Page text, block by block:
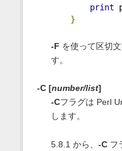
print
}
-F を使って区切
す。
-C [number/list]
-Cフラグは Perl
します。
5.8.1 から、 -Cフ